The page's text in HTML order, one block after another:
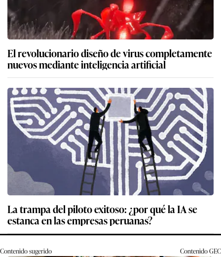
El revolucionario diseño de virus completamente
nuevos mediante inteligencia artificial
La trampa del piloto exitoso: ¿por qué la IA se
estanca en las empresas peruanas?
Contenido sugerido ContenidoGEC